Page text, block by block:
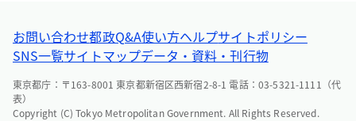
お問い合わせ都政Q&A使い方ヘルプサイトポリシー
SNS一覧サイトマップデータ・資料・刊行物
東京都庁：〒163-8001 東京都新宿区西新宿2-8-1 電話：03-5321-1111（代
表）
Copyright (C) Tokyo Metropolitan Government. All Rights Reserved.